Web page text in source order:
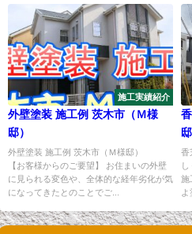
施工実績紹介
外壁塗装 施工例 茨木市（Ｍ様
邸）
外壁塗装 施工例 茨木市（Ｍ様邸）
【お客様からのご要望】 お住まいの外壁
に見られる変色や、全体的な経年劣化が気
になってきたとのことでご...
邸
香
施
よ